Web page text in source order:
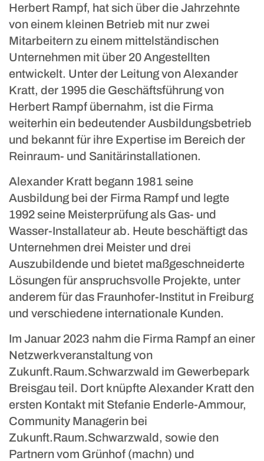
Herbert Rampf, hat sich über die Jahrzehnte
von einem kleinen Betrieb mit nur zwei
Mitarbeitern zu einem mittelständischen
Unternehmen mit über 20 Angestellten
entwickelt. Unter der Leitung von Alexander
Kratt, der 1995 die Geschäftsführung von
Herbert Rampf übernahm, ist die Firma
weiterhin ein bedeutender Ausbildungsbetrieb
und bekannt für ihre Expertise im Bereich der
Reinraum- und Sanitärinstallationen.
Alexander Kratt begann 1981 seine
Ausbildung bei der Firma Rampf und legte
1992 seine Meisterprüfung als Gas- und
Wasser-Installateur ab. Heute beschäftigt das
Unternehmen drei Meister und drei
Auszubildende und bietet maßgeschneiderte
Lösungen für anspruchsvolle Projekte, unter
anderem für das Fraunhofer-Institut in Freiburg
und verschiedene internationale Kunden.
Im Januar 2023 nahm die Firma Rampf an einer
Netzwerkveranstaltung von
Zukunft.Raum.Schwarzwald im Gewerbepark
Breisgau teil. Dort knüpfte Alexander Kratt den
ersten Kontakt mit Stefanie Enderle-Ammour,
Community Managerin bei
Zukunft.Raum.Schwarzwald, sowie den
Partnern vom Grünhof (machn) und